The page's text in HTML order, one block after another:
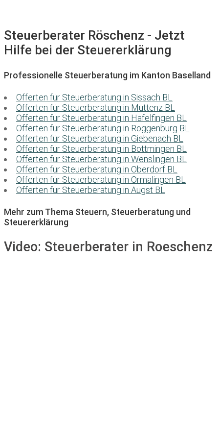
Steuerberater Röschenz - Jetzt
Hilfe bei der Steuererklärung
Professionelle Steuerberatung im Kanton Baselland
Offerten für Steuerberatung in Sissach BL
Offerten für Steuerberatung in Muttenz BL
Offerten für Steuerberatung in Häfelfingen BL
Offerten für Steuerberatung in Roggenburg BL
Offerten für Steuerberatung in Giebenach BL
Offerten für Steuerberatung in Bottmingen BL
Offerten für Steuerberatung in Wenslingen BL
Offerten für Steuerberatung in Oberdorf BL
Offerten für Steuerberatung in Ormalingen BL
Offerten für Steuerberatung in Augst BL
Mehr zum Thema Steuern, Steuerberatung und
Steuererklärung
Video: Steuerberater in Roeschenz